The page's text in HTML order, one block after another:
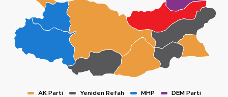
AK Parti Yeniden Refah MHP
DEM Parti